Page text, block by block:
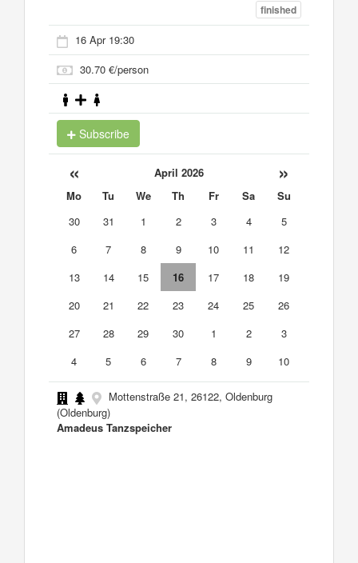
finished
16 Apr 19:30
30.70 €/person
Subscribe
« April 2026 »
Mo Tu We Th Fr Sa
Su
30
31 1 2 3 4
5
6
7 8 9 10 11
12
13
14 15 16 17 18
19
20
21 22 23 24 25
26
27
28 29 30 1 2
3
4
5 6 7 8 9 10
Mottenstraße 21, 26122, Oldenburg
(Oldenburg)
Amadeus Tanzspeicher